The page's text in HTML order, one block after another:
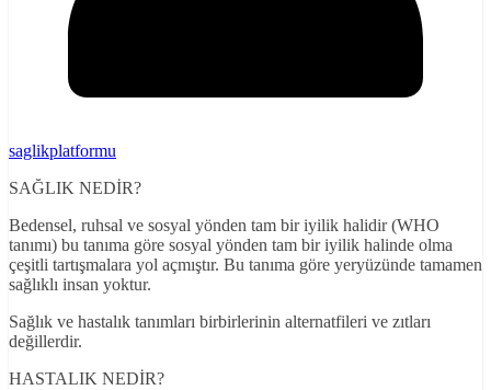
saglikplatformu
SAĞLIK NEDİR?
Bedensel, ruhsal ve sosyal yönden tam bir iyilik halidir (WHO
tanımı) bu tanıma göre sosyal yönden tam bir iyilik halinde olma
çeşitli tartışmalara yol açmıştır. Bu tanıma göre yeryüzünde tamamen
sağlıklı insan yoktur.
Sağlık ve hastalık tanımları birbirlerinin alternatfileri ve zıtları
değillerdir.
HASTALIK NEDİR?